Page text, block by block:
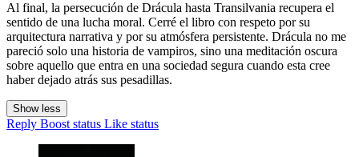
Al final, la persecución de Drácula hasta Transilvania recupera el
sentido de una lucha moral. Cerré el libro con respeto por su
arquitectura narrativa y por su atmósfera persistente. Drácula no me
pareció solo una historia de vampiros, sino una meditación oscura
sobre aquello que entra en una sociedad segura cuando esta cree
haber dejado atrás sus pesadillas.
Show less
Reply Boost status Like status